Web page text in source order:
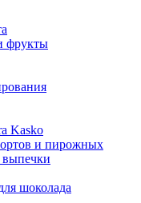
фрукты
Kasko
и пирожных
шоколада